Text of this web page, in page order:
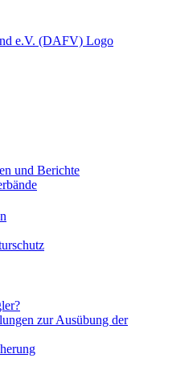
und Berichte
zur Ausübung der